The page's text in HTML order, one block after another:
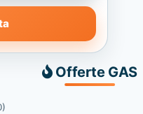
Offerte GAS